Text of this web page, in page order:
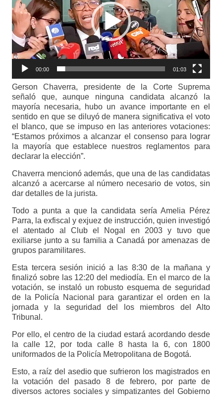
00:00 01:03
Gerson Chaverra, presidente de la Corte Suprema
señaló que, aunque ninguna candidata alcanzó la
mayoría necesaria, hubo un avance importante en el
sentido en que se diluyó de manera significativa el voto
el blanco, que se impuso en las anteriores votaciones:
“Estamos próximos a alcanzar el consenso para lograr
la mayoría que establece nuestros reglamentos para
declarar la elección”.
Chaverra mencionó además, que una de las candidatas
alcanzó a acercarse al número necesario de votos, sin
dar detalles de la jurista.
Todo a punta a que la candidata sería Amelia Pérez
Parra, la exfiscal y exjuez de instrucción, quien investigó
el atentado al Club el Nogal en 2003 y tuvo que
exiliarse junto a su familia a Canadá por amenazas de
grupos paramilitares.
Esta tercera sesión inició a las 8:30 de la mañana y
finalizó sobre las 12:20 del mediodía. En el marco de la
votación, se instaló un robusto esquema de seguridad
de la Policía Nacional para garantizar el orden en la
jornada y la seguridad del los miembros del Alto
Tribunal.
Por ello, el centro de la ciudad estará acordando desde
la calle 12, por toda calle 8 hasta la 6, con 1800
uniformados de la Policía Metropolitana de Bogotá.
Esto, a raíz del asedio que sufrieron los magistrados en
la votación del pasado 8 de febrero, por parte de
diversos actores sociales y simpatizantes del Gobierno